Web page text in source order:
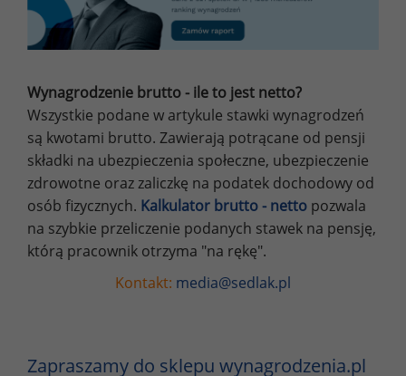
Wynagrodzenie brutto - ile to jest netto?
Wszystkie podane w artykule stawki wynagrodzeń
są kwotami brutto. Zawierają potrącane od pensji
składki na ubezpieczenia społeczne, ubezpieczenie
zdrowotne oraz zaliczkę na podatek dochodowy od
osób fizycznych. Kalkulator brutto - netto pozwala
na szybkie przeliczenie podanych stawek na pensję,
którą pracownik otrzyma "na rękę".
Kontakt: media@sedlak.pl
Zapraszamy do sklepu wynagrodzenia.pl